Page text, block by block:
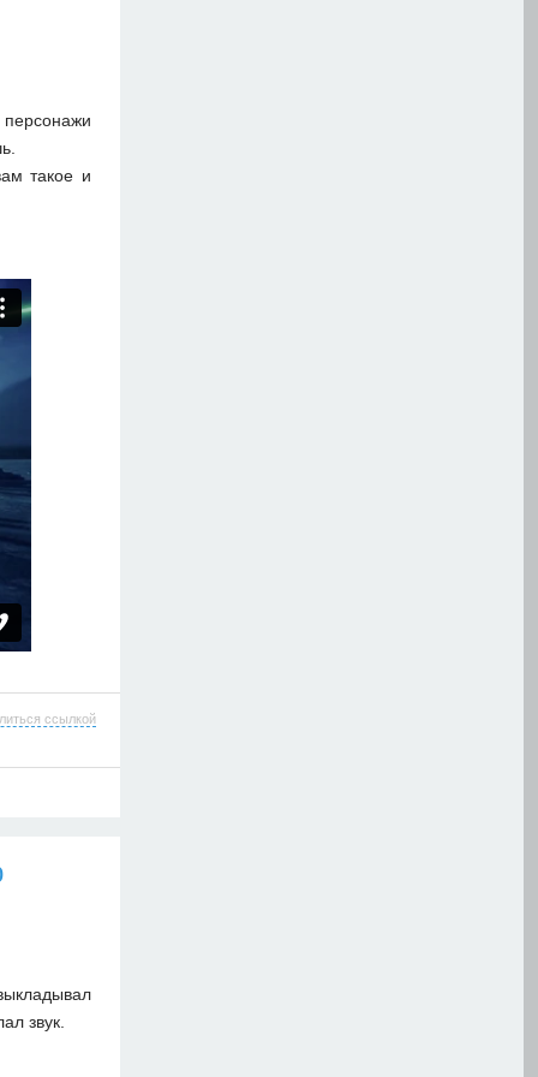
такое и
ссылкой
звук.